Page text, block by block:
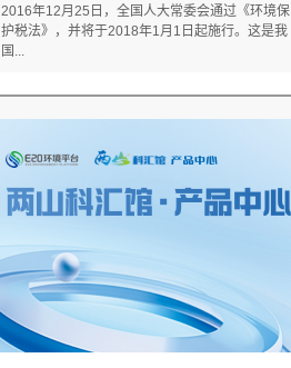
2016年12月25日，全国人大常委会通过《环境保
护税法》，并将于2018年1月1日起施行。这是我
国...